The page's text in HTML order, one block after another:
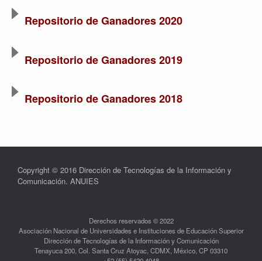
Repositorio de Ganadores 2020
Repositorio de Ganadores 2019
Repositorio de Ganadores 2018
Copyright © 2016 Dirección de Tecnologías de la Información y
Comunicación. ANUIES
Derechos reservados © 2022
Asociación Nacional de Universidades e Instituciones de Educación Superior
Dirección de Tecnologías de la Información y Comunicación
Tenayuca 200, Col. Santa Cruz Atoyac, CDMX, México, CP 03310